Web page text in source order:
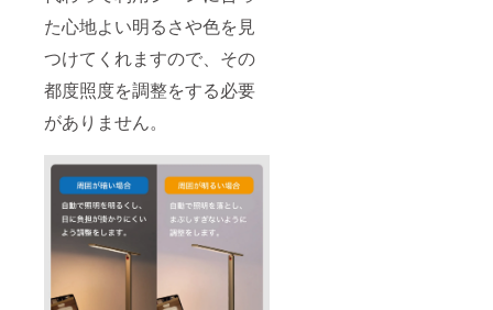
た心地よい明るさや色を見
つけてくれますので、その
都度照度を調整をする必要
がありません。